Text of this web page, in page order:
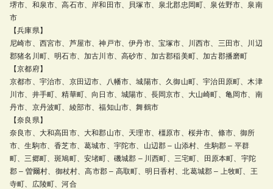
堺市、和泉市、高石市、岸和田市、貝塚市、泉北郡忠岡町、泉佐野市、泉南
市
【兵庫県】
尼崎市、西宮市、芦屋市、神戸市、伊丹市、宝塚市、川西市、三田市、川辺
郡猪名川町、明石市、加古川市、高砂市、加古郡稲美町、加古郡播磨町
【京都府】
京都市、宇治市、京田辺市、八幡市、城陽市、久御山町、宇治田原町、木津
川市、井手町、精華町、向日市、城陽市、長岡京市、大山崎町、亀岡市、南
丹市、京丹波町、綾部市、福知山市、舞鶴市
【奈良県】
奈良市、大和高田市、大和郡山市、天理市、橿原市、桜井市、條市、御所
市、生駒市、香芝市、葛城市、宇陀市、山辺郡 – 山添村、生駒郡 – 平群
町、三郷町、斑鳩町、安堵町、磯城郡 – 川西町、三宅町、田原本町、宇陀
郡 – 曽爾村、御杖村、高市郡 – 高取町、明日香村、北葛城郡 – 上牧町、王
寺町、広陵町、河合